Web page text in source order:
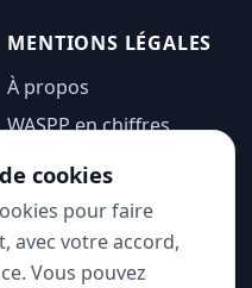
MENTIONS LÉGALES
À propos
WASPP en chiffres
Mentions légales
Politique de
confidentialité
CGU
cookies
pour faire
avec votre accord,
Vous pouvez